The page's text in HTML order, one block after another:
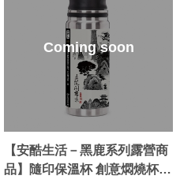
Coming soon
【安酷生活－黑鹿系列露營商
品】隨印保溫杯 創意燜燒杯大